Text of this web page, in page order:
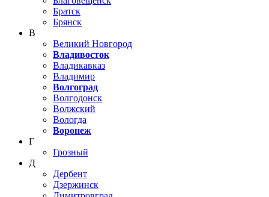
Братск
Брянск
В
Великий Новгород
Владивосток
Владикавказ
Владимир
Волгоград
Волгодонск
Волжский
Вологда
Воронеж
Г
Грозный
Д
Дербент
Дзержинск